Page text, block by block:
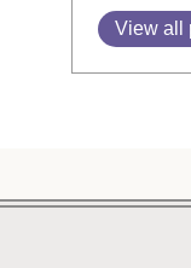
View all